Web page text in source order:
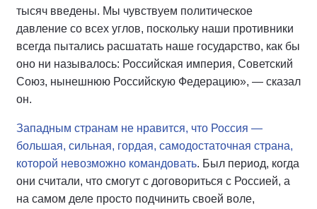
тысяч введены. Мы чувствуем политическое
давление со всех углов, поскольку наши противники
всегда пытались расшатать наше государство, как бы
оно ни называлось: Российская империя, Советский
Союз, нынешнюю Российскую Федерацию», — сказал
он.
Западным странам не нравится, что Россия —
большая, сильная, гордая, самодостаточная страна,
которой невозможно командовать. Был период, когда
они считали, что смогут с договориться с Россией, а
на самом деле просто подчинить своей воле,